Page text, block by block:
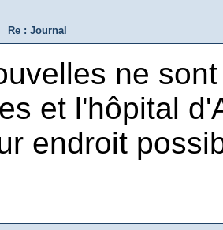
Re : Journal
ne
et l'hôpital
endroit